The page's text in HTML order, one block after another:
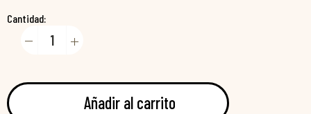
Cantidad:
Añadir al carrito